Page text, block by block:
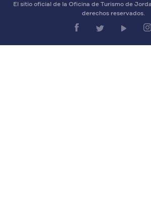
El sitio oficial de la Oficina de Turismo de
derechos reservados.